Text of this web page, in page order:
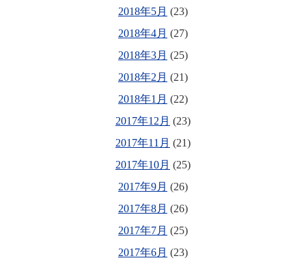
2018年5月 (23)
2018年4月 (27)
2018年3月 (25)
2018年2月 (21)
2018年1月 (22)
2017年12月 (23)
2017年11月 (21)
2017年10月 (25)
2017年9月 (26)
2017年8月 (26)
2017年7月 (25)
2017年6月 (23)